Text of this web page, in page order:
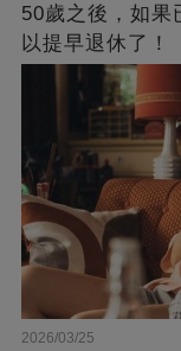
50歲之後，如
以提早退休了！
2026/03/25